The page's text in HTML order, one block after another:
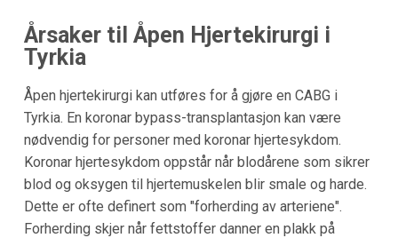
Årsaker til Åpen Hjertekirurgi i
Tyrkia
Åpen hjertekirurgi kan utføres for å gjøre en CABG i
Tyrkia. En koronar bypass-transplantasjon kan være
nødvendig for personer med koronar hjertesykdom.
Koronar hjertesykdom oppstår når blodårene som sikrer
blod og oksygen til hjertemuskelen blir smale og harde.
Dette er ofte definert som "forherding av arteriene".
Forherding skjer når fettstoffer danner en plakk på